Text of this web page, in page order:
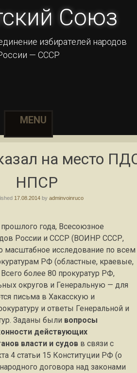
Союз
избирателей народов
— СССР
MENU
Skip to contentна место
НПСР
17.08.2014 byadminvoinruco
года, Всесоюзное
России и СССР (ВОИНР СССР,
исследование по всем
РФ (областные, краевые,
более 80 прокуратур РФ,
округов и Генеральную — для
письма в Хакасскую и
и ответы Генеральной и
Заданы были вопросы
действующих
власти и судов в связи с
4 статьи 15 Конституции РФ (о
договора над законами